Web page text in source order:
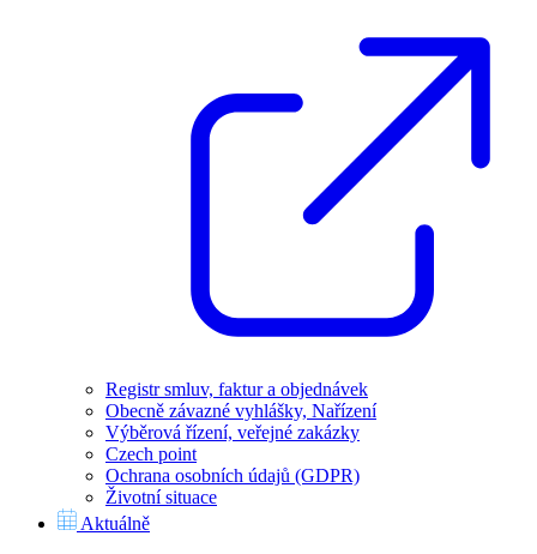
Registr smluv, faktur a objednávek
Obecně závazné vyhlášky, Nařízení
Výběrová řízení, veřejné zakázky
Czech point
Ochrana osobních údajů (GDPR)
Životní situace
Aktuálně